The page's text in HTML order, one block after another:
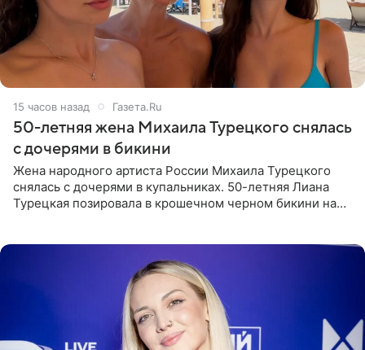
15 часов назад Газета.Ru
50-летняя жена Михаила Турецкого снялась
с дочерями в бикини
Жена народного артиста России Михаила Турецкого
снялась с дочерями в купальниках. 50-летняя Лиана
Турецкая позировала в крошечном черном бикини на